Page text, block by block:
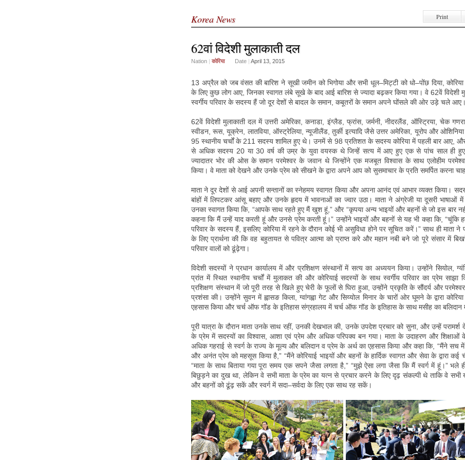
Korea News Print
62वां विदेशी मुलाकाती दल
Nation | कोरिया Date | April 13, 2015
13 अप्रैल को जब वंसत की बारिश ने सूखी जमीन को भिगोया और सभी धूल–मिट्टी को धो–पोंछ दिया, कोरिया
के लिए कुछ लोग आए, जिनका स्वागत लंबे सूखे के बाद आई बारिश से ज्यादा बढ़कर किया गया। वे 62वें विदेशी
स्वर्गीय परिवार के सदस्य हैं जो दूर देशों से बादल के समान, कबूतरों के समान अपने घोंसले की ओर उड़े चले आए।
62वें विदेशी मुलाकाती दल में उत्तरी अमेरिका, कनाडा, इंग्लैड, फ्रांस, जर्मनी, नीदरलैंड, ऑस्ट्रिया, चेक
स्वीडन, रूस, यूक्रेन, लातविया, ऑस्ट्रेलिया, न्यूजीलैंड, तुर्की इत्यादि जैसे उत्तर अमेरिका, यूरोप और
95 स्थानीय चर्चों के 211 सदस्य शामिल हुए थे। उनमें से 98 प्रतिशत के सदस्य कोरिया में पहली बार आए,
से अधिक सदस्य 20 या 30 वर्ष की उम्र के युवा वयस्क थे जिन्हें सत्य में आए हुए एक से पांच साल ही
ज्यादातर भोर की ओस के समान परमेश्वर के जवान थे जिन्होंने एक मजबूत विश्वास के साथ एलोहीम
किया। वे माता को देखने और उनके प्रेम को सीखने के द्वारा अपने आप को सुसमाचार के प्रति समर्पित करना
माता ने दूर देशों से आई अपनी सन्तानों का स्नेहमय स्वागत किया और अपना आनंद एवं आभार व्यक्त किया।
बांहों में लिपटकर आंसू बहाए और उनके हृदय में भावनाओं का ज्वार उठा। माता ने अंग्रेजी या दूसरी भाषाओं
उनका स्वागत किया कि, “आपके साथ रहते हुए मैं खुश हूं,” और “कृपया अन्य भाइयों और बहनों से जो इस बार
कहना कि मैं उन्हें याद करती हूं और उनसे प्रेम करती हूं।” उन्होंने भाइयों और बहनों से यह भी कहा कि, “चूंकि
परिवार के सदस्य हैं, इसलिए कोरिया में रहने के दौरान कोई भी असुविधा होने पर सूचित करें।” साथ ही माता
के लिए प्रार्थना की कि वह बहुतायत से पवित्र आत्मा को प्राप्त करे और महान नबी बने जो पूरे संसार में
परिवार वालों को ढूंढ़ेगा।
विदेशी सदस्यों ने प्रधान कार्यालय में और प्रशिक्षण संस्थानों में सत्य का अध्ययन किया। उन्होंने सियोल,
प्रांत में स्थित स्थानीय चर्चों में मुलाकत की और कोरियाई सदस्यों के साथ स्वर्गीय परिवार का प्रेम साझा
प्रशिक्षण संस्थान में जो पूरी तरह से खिले हुए चेरी के फूलों से घिरा हुआ, उन्होंने प्रकृति के सौंदर्य और
प्रशंसा की। उन्होंने सुवन में ह्वासङ किला, ग्वांगह्वा गेट और सिय्योल मिनार के चारों ओर घूमने के द्वारा
एहसास किया और चर्च ऑफ गॉड के इतिहास संग्रहालय में चर्च ऑफ गॉड के इतिहास के साथ मसीह का बलिदान
पूरी यात्रा के दौरान माता उनके साथ रहीं, उनकी देखभाल की, उनके उपदेश प्रचार को सुना, और उन्हें परामर्श
के प्रेम में सदस्यों का विश्वास, आशा एवं प्रेम और अधिक परिपक्व बन गया। माता के उदाहरण और शिक्षाओं के
अधिक गहराई से स्वर्ग के राज्य के मूल्य और बलिदान व प्रेम के अर्थ का एहसास किया और कहा कि, “मैंने सच में
और अनंत प्रेम को महसूस किया है,” “मैंने कोरियाई भाइयों और बहनों के हार्दिक स्वागत और सेवा के द्वारा कई
“माता के साथ बिताया गया पूरा समय एक सपने जैसा लगता है,” “मुझे ऐसा लगा जैसा कि मैं स्वर्ग में हूं।” भले
बिछुड़ने का दुख था, लेकिन वे सभी माता के प्रेम का यत्न से प्रचार करने के लिए दृढ़ संकल्पी थे ताकि वे सभी
और बहनों को ढूंढ़ सकें और स्वर्ग में सदा–सर्वदा के लिए एक साथ रह सकें।